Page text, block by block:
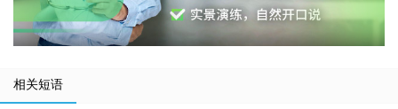
相关短语